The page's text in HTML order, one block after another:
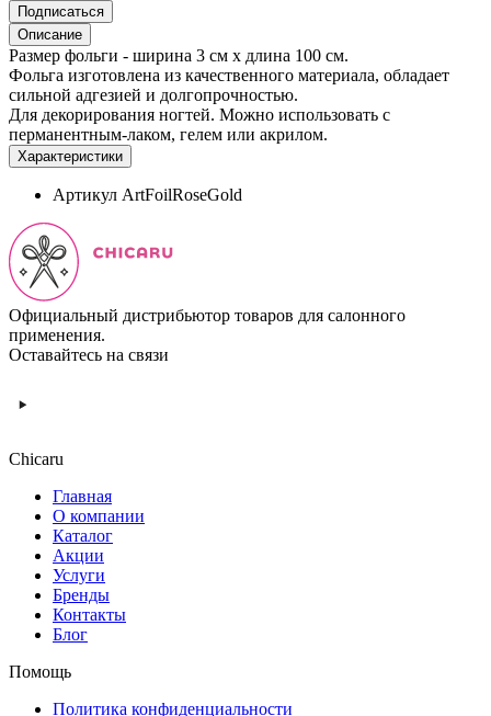
Подписаться
Описание
Размер фольги - ширина 3 см x длина 100 см.
Фольга изготовлена из качественного материала, обладает
сильной адгезией и долгопрочностью.
Для декорирования ногтей. Можно использовать с
перманентным-лаком, гелем или акрилом.
Характеристики
Артикул ArtFoilRoseGold
Официальный дистрибьютор товаров для салонного
применения.
Оставайтесь на связи
Chicaru
Главная
О компании
Каталог
Акции
Услуги
Бренды
Контакты
Блог
Помощь
Политика конфиденциальности